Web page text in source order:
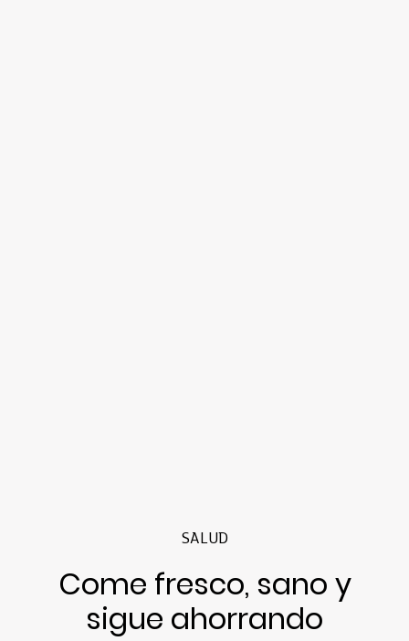
SALUD
Come fresco, sano y
sigue ahorrando